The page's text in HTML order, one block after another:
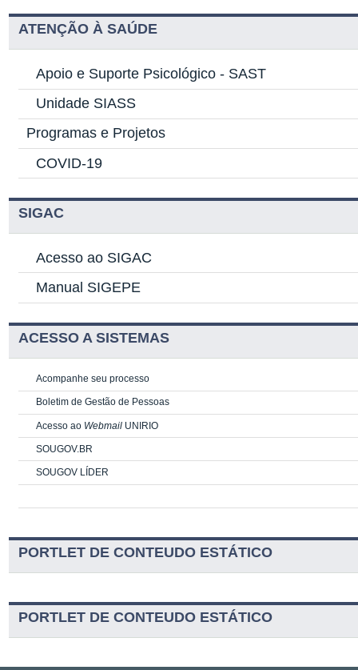
ATENÇÃO À SAÚDE
Apoio e Suporte Psicológico - SAST
Unidade SIASS
Programas e Projetos
COVID-19
SIGAC
Acesso ao SIGAC
Manual SIGEPE
ACESSO A SISTEMAS
Acompanhe seu processo
Boletim de Gestão de Pessoas
Acesso ao Webmail UNIRIO
SOUGOV.BR
SOUGOV LÍDER
PORTLET DE CONTEUDO ESTÁTICO
PORTLET DE CONTEUDO ESTÁTICO